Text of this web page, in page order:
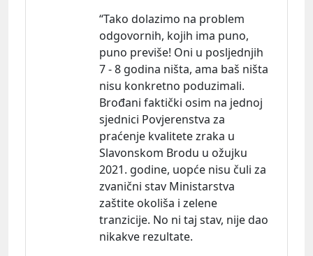
“Tako dolazimo na problem
odgovornih, kojih ima puno,
puno previše! Oni u posljednjih
7 - 8 godina ništa, ama baš ništa
nisu konkretno poduzimali.
Brođani faktički osim na jednoj
sjednici Povjerenstva za
praćenje kvalitete zraka u
Slavonskom Brodu u ožujku
2021. godine, uopće nisu čuli za
zvanični stav Ministarstva
zaštite okoliša i zelene
tranzicije. No ni taj stav, nije dao
nikakve rezultate.